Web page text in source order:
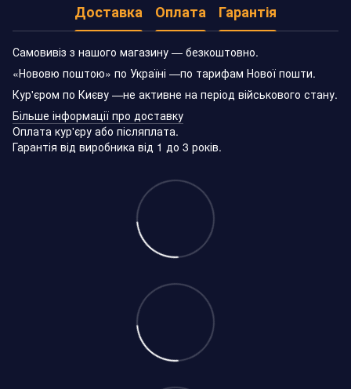
Доставка Оплата Гарантія
Самовивіз з нашого магазину — безкоштовно.
«Нововю поштою» по Україні —по тарифам Нової пошти.
Кур'єром по Києву —не активне на період військового стану.
Більше інформації про доставку
Оплата кур'єру або післяплата.
Гарантія від виробника від 1 до 3 років.